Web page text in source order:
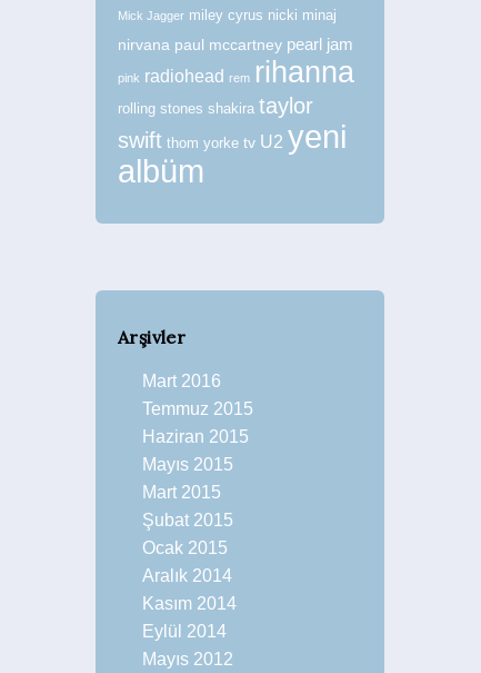
Mick Jagger miley cyrus nicki minaj
nirvana paul mccartney pearl jam
pink radiohead rem rihanna
rolling stones shakira taylor
swift thom yorke tv U2 yeni
albüm
Arşivler
Mart 2016
Temmuz 2015
Haziran 2015
Mayıs 2015
Mart 2015
Şubat 2015
Ocak 2015
Aralık 2014
Kasım 2014
Eylül 2014
Mayıs 2012